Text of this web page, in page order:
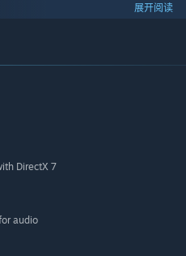
五行相生相克概念，即「金、木、
五行生克，法术造成的效果大有不
鬼共五种（金、木、水、火、土
符鬼，还可让符鬼学习怪物的各种
展开阅读
DirectX 7
audio